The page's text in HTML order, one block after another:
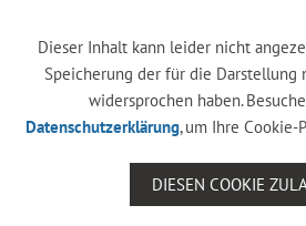
Dieser Inhalt kann leider nicht
Speicherung der für die Darstellung
widersprochen haben.
Datenschutzerklärung, um Ihre Cookie-
DIESEN COOKIE